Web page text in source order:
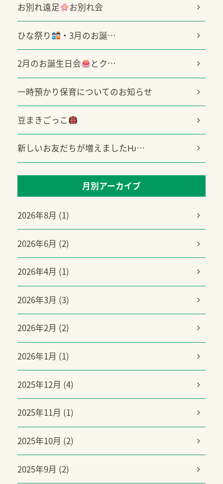
お別れ遠足 お別れ会
ひな祭り ・3月のお誕…
2月のお誕生日会 とク…
一時預かり保育についてのお知らせ
豆まきごっこ
新しいお友だちが増えましたǶ…
月別アーカイブ
2026年8月 (1)
2026年6月 (2)
2026年4月 (1)
2026年3月 (3)
2026年2月 (2)
2026年1月 (1)
2025年12月 (4)
2025年11月 (1)
2025年10月 (2)
2025年9月 (2)